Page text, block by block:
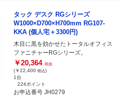
タック デスク RGシリーズ
W1000×D700×H700mm RG107-
KKA (個人宅＋3300円)
木目に黒を効かせたトータルオフィス
ファニチャーRGシリーズ。
￥20,364 税抜
(￥22,400 税込)
1台
224ポイント
お申込番号 JH0279